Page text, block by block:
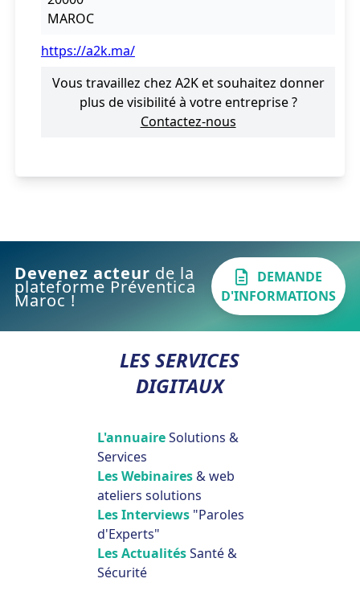
MAROC
https://a2k.ma/
Vous travaillez chez A2K et souhaitez donner
plus de visibilité à votre entreprise ?
Contactez-nous
Devenez acteur de la
plateforme Préventica
Maroc !
DEMANDE
D'INFORMATIONS
LES SERVICES
DIGITAUX
L'annuaireSolutions &
Services
Les Webinaires& web
ateliers solutions
Les Interviews "Paroles
d'Experts"
Les ActualitésSanté &
Sécurité